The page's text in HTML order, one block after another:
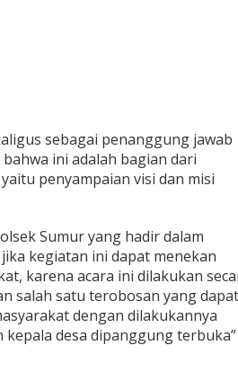
sebagai penanggung jawab
ini adalah bagian dari
penyampaian visi dan misi
Sumur yang hadir dalam
kegiatan ini dapat menekan
karena acara ini dilakukan
salah satu terobosan yang dapat
dengan dilakukannya
kepala desa dipanggung terbuka”